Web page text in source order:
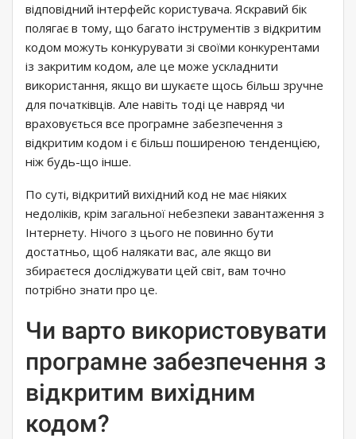
відповідний інтерфейс користувача. Яскравий бік
полягає в тому, що багато інструментів з відкритим
кодом можуть конкурувати зі своїми конкурентами
із закритим кодом, але це може ускладнити
використання, якщо ви шукаєте щось більш зручне
для початківців. Але навіть тоді це навряд чи
враховується все програмне забезпечення з
відкритим кодом і є більш поширеною тенденцією,
ніж будь-що інше.
По суті, відкритий вихідний код не має ніяких
недоліків, крім загальної небезпеки завантаження з
Інтернету. Нічого з цього не повинно бути
достатньо, щоб налякати вас, але якщо ви
збираєтеся досліджувати цей світ, вам точно
потрібно знати про це.
Чи варто використовувати
програмне забезпечення з
відкритим вихідним
кодом?